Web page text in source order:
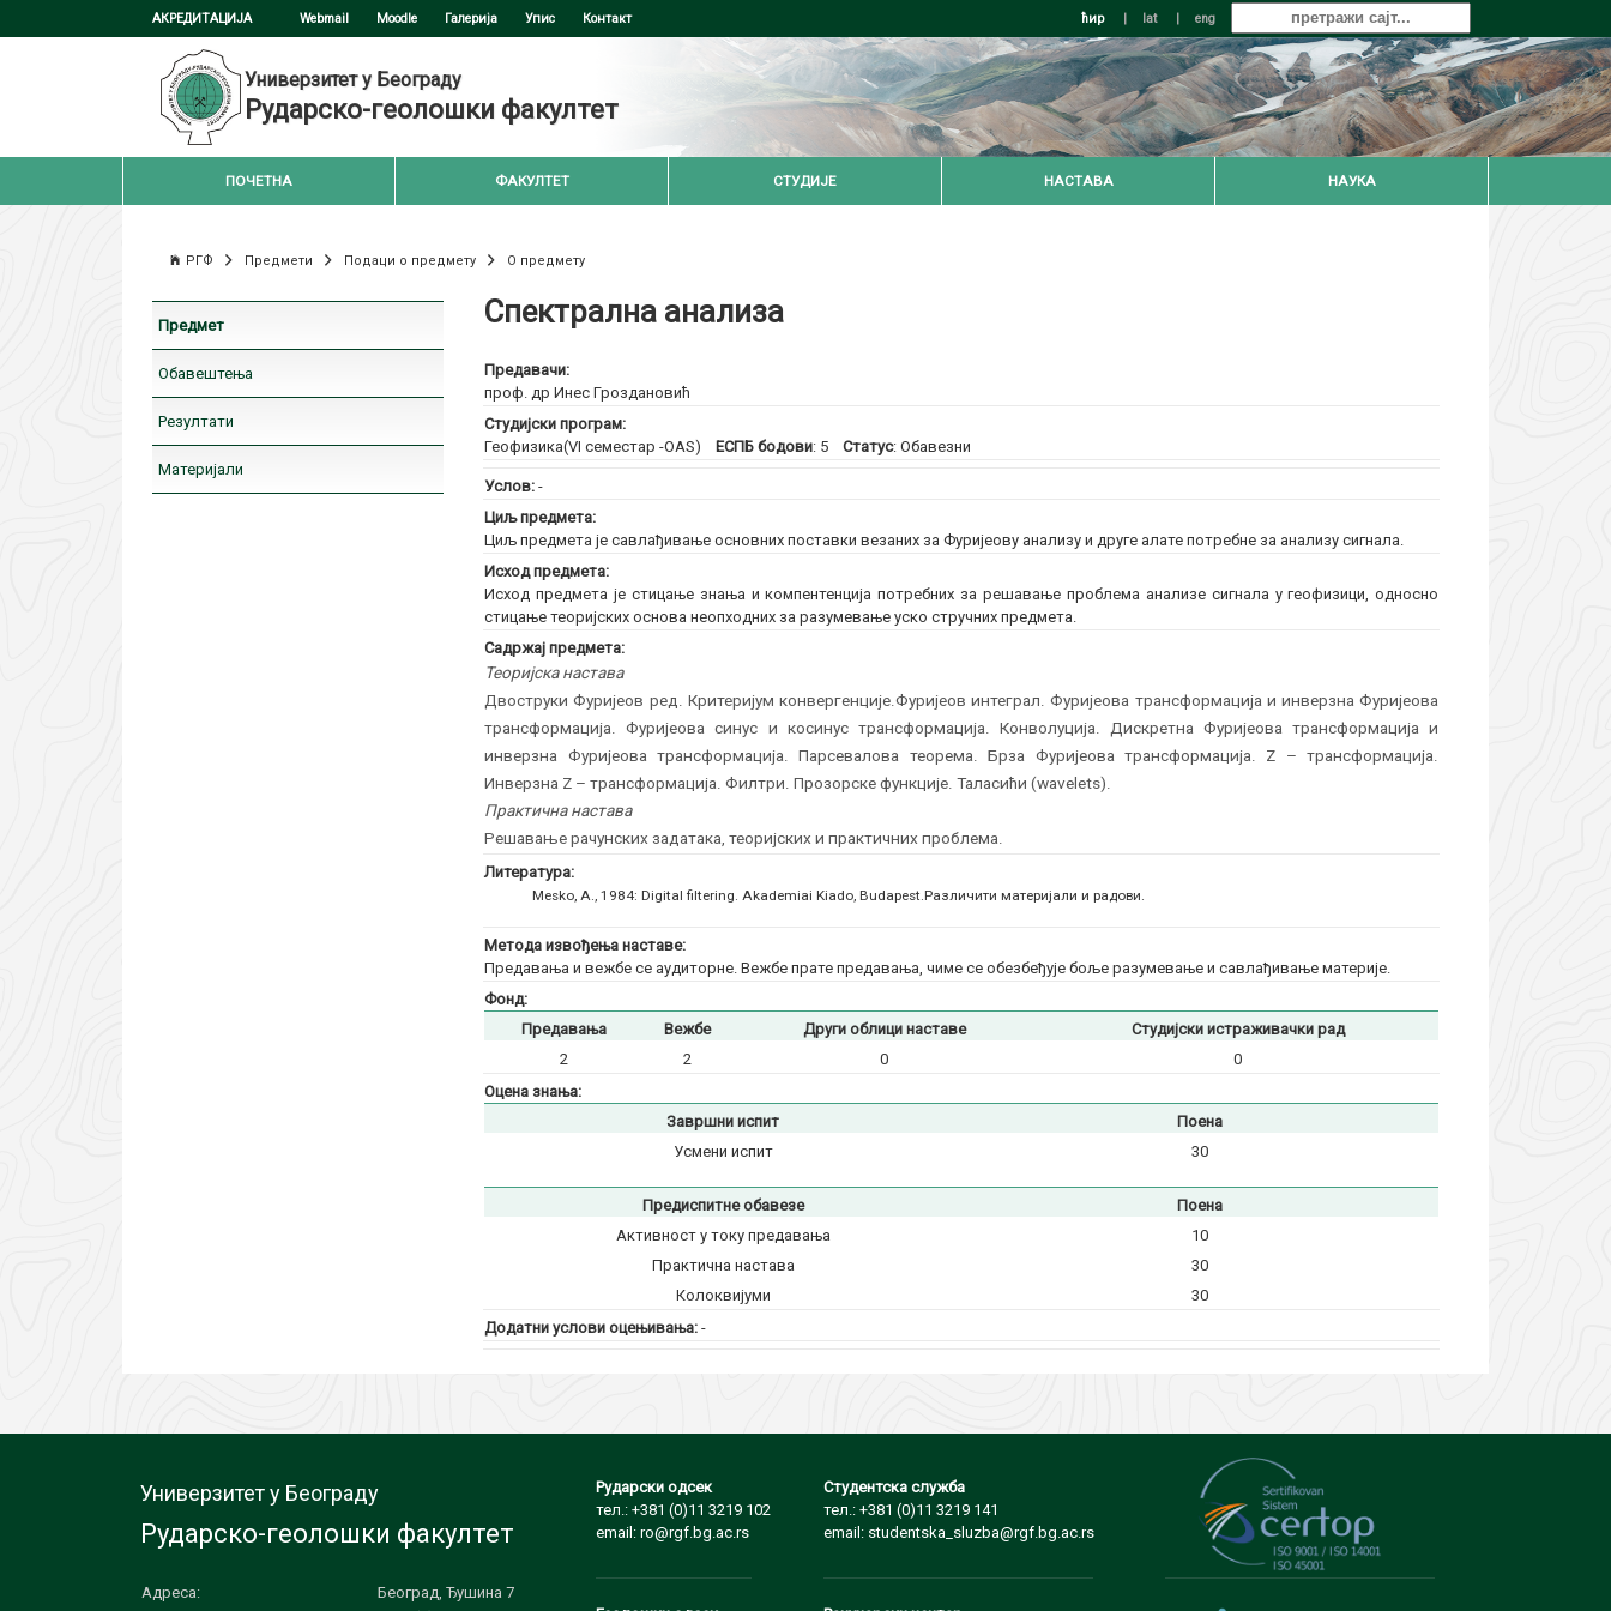
АКРЕДИТАЦИЈА Webmail Moodle Галерија Упис Контакт ћир | lat | eng
Универзитет у Београду
Рударско-геолошки факултет
ПОЧЕТНА ФАКУЛТЕТ СТУДИЈЕ НАСТАВА НАУКА
РГФ Предмети Подаци о предмету О предмету
Предмет
Обавештења
Резултати
Материјали
Спектрална анализа
Предавачи:
проф. др Инес Гроздановић
Студијски програм:
Геофизика(VI семестар -OAS)
ЕСПБ бодови: 5Статус: Обавезни
Услов:-
Циљ предмета:
Циљ предмета је савлађивање основних поставки везаних за Фуријеову анализу и друге алате потребне за анализу сигнала.
Исход предмета:
Исход предмета је стицање знања и компентенција потребних за решавање проблема анализе сигнала у геофизици, односно
стицање теоријских основа неопходних за разумевање уско стручних предмета.
Садржај предмета:
Теоријска настава
Двоструки Фуријеов ред. Критеријум конвергенције.Фуријеов интеграл. Фуријеова трансформација и инверзна Фуријеова
трансформација. Фуријеова синус и косинус трансформација. Конволуција. Дискретна Фуријеова трансформација и
инверзна Фуријеова трансформација. Парсевалова теорема. Брза Фуријеова трансформација. Z – трансформација.
Инверзна Z – трансформација. Филтри. Прозорске функције. Таласићи (wavelets).
Практична настава
Решавање рачунских задатака, теоријских и практичних проблема.
Литература:
Mesko, A., 1984: Digital filtering. Akademiai Kiado, Budapest.Различити материјали и радови.
Метода извођења наставе:
Предавања и вежбе се аудиторне. Вежбе прате предавања, чиме се обезбеђује боље разумевање и савлађивање материје.
Фонд:
Предавања
Вежбе Други облици наставе
Студијски истраживачки рад
2
2 0
0
Оцена знања:
Завршни испит
Поена
Усмени испит
30
Предиспитне обавезе
Поена
Активност у току предавања
10
Практична настава
30
Колоквијуми
30
Додатни услови оцењивања:-
Универзитет у Београду
Рударско-геолошки факултет
Адреса:
Београд, Ђушина 7
Рударски одсек
тел.: +381 (0)11 3219 102
email: ro@rgf.bg.ac.rs
Студентска служба
тел.: +381 (0)11 3219 141
email: studentska_sluzba@rgf.bg.ac.rs